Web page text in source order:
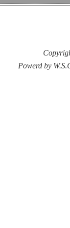
Powerd by